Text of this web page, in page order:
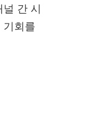
간 시
기회를